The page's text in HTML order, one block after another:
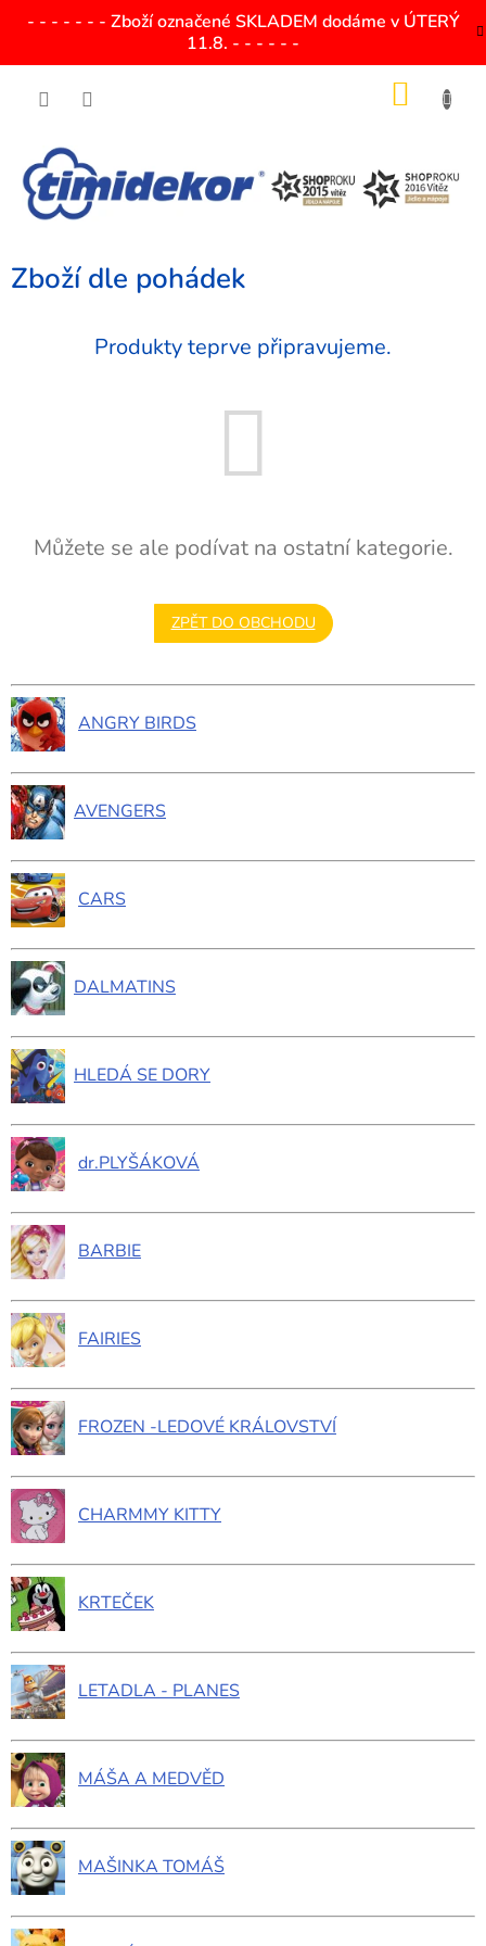
- - - - - - - Zboží označené SKLADEM dodáme v ÚTERÝ
11.8. - - - - - -
Zboží dle pohádek
Produkty teprve připravujeme.
Můžete se ale podívat na ostatní kategorie.
ZPĚT DO OBCHODU
ANGRY BIRDS
AVENGERS
CARS
DALMATINS
HLEDÁ SE DORY
dr.PLYŠÁKOVÁ
BARBIE
FAIRIES
FROZEN -LEDOVÉ KRÁLOVSTVÍ
CHARMMY KITTY
KRTEČEK
LETADLA - PLANES
MÁŠA A MEDVĚD
MAŠINKA TOMÁŠ